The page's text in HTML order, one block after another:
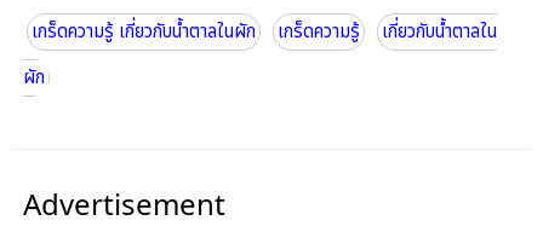
เกร็ดความรู้ เกี่ยวกับน้ำตาลในผัก เกร็ดความรู้
เกี่ยวกับน้ำตาลใน
ผัก
Advertisement